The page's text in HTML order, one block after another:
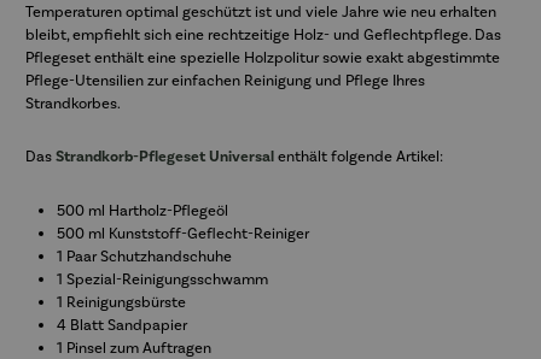
Temperaturen optimal geschützt ist und viele Jahre wie neu erhalten
bleibt, empfiehlt sich eine rechtzeitige Holz- und Geflechtpflege. Das
Pflegeset enthält eine spezielle Holzpolitur sowie exakt abgestimmte
Pflege-Utensilien zur einfachen Reinigung und Pflege Ihres
Strandkorbes.
DasStrandkorb-Pflegeset Universalenthält folgende Artikel:
500 ml Hartholz-Pflegeöl
500 ml Kunststoff-Geflecht-Reiniger
1 Paar Schutzhandschuhe
1 Spezial-Reinigungsschwamm
1 Reinigungsbürste
4 Blatt Sandpapier
1 Pinsel zum Auftragen